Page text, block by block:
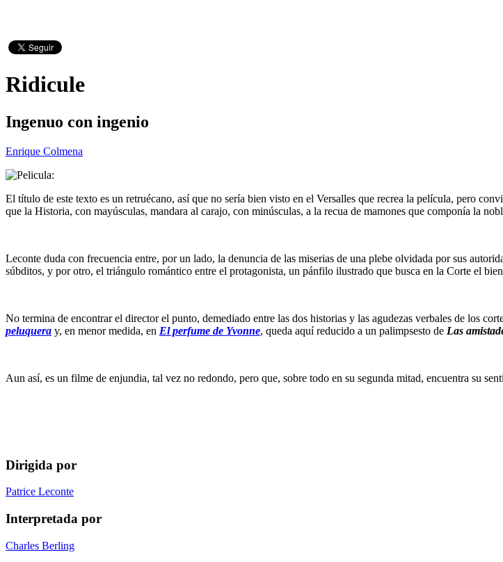
Ridicule
Ingenuo con ingenio
Enrique Colmena
El título de este texto es un retruécano, así que no sería bien visto en el Versalles que recrea la película, pero
que la Historia, con mayúsculas, mandara al carajo, con minúsculas, a la recua de mamones que componía la
Leconte duda con frecuencia entre, por un lado, la denuncia de las miserias de una plebe olvidada por sus
súbditos, y por otro, el triángulo romántico entre el protagonista, un pánfilo ilustrado que busca en la Corte el
No termina de encontrar el director el punto, demediado entre las dos historias y las agudezas verbales de los
peluquera y, en menor medida, en El perfume de Yvonne, queda aquí reducido a un palimpsesto de Las
Aun así, es un filme de enjundia, tal vez no redondo, pero que, sobre todo en su segunda mitad, encuentra su
Dirigida por
Patrice Leconte
Interpretada por
Charles Berling